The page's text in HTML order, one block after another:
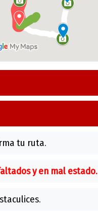
tu ruta.
y en mal estado.